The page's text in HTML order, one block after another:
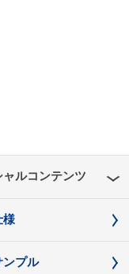
ャルコンテンツ
様
ンプル